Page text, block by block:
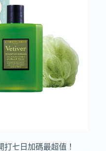
七日加碼最超值！